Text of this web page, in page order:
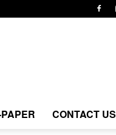
CONTACT US